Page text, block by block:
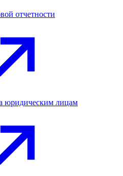
отчетности
юридическим лицам